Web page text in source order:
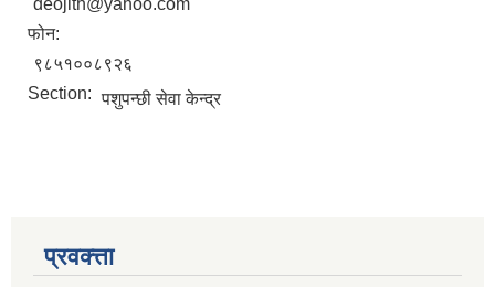
deojith@yahoo.com
फोन:
९८५१००८९२६
Section: पशुपन्छी सेवा केन्द्र
प्रवक्त्ता